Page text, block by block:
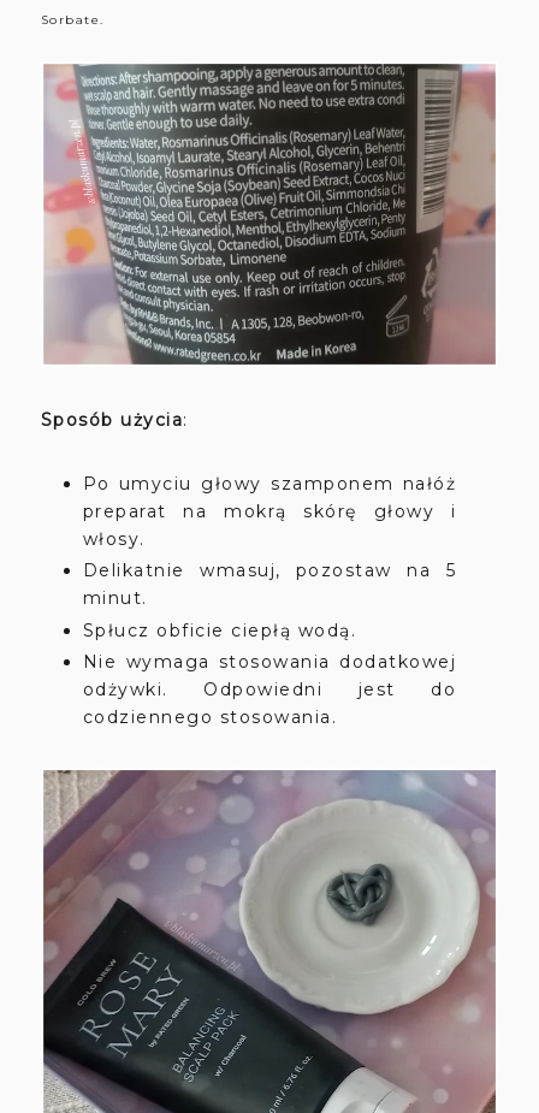
Sorbate.
Sposób użycia:
Po umyciu głowy szamponem nałóż
preparat na mokrą skórę głowy i
włosy.
Delikatnie wmasuj, pozostaw na 5
minut.
Spłucz obficie ciepłą wodą.
Nie wymaga stosowania dodatkowej
odżywki. Odpowiedni jest do
codziennego stosowania.